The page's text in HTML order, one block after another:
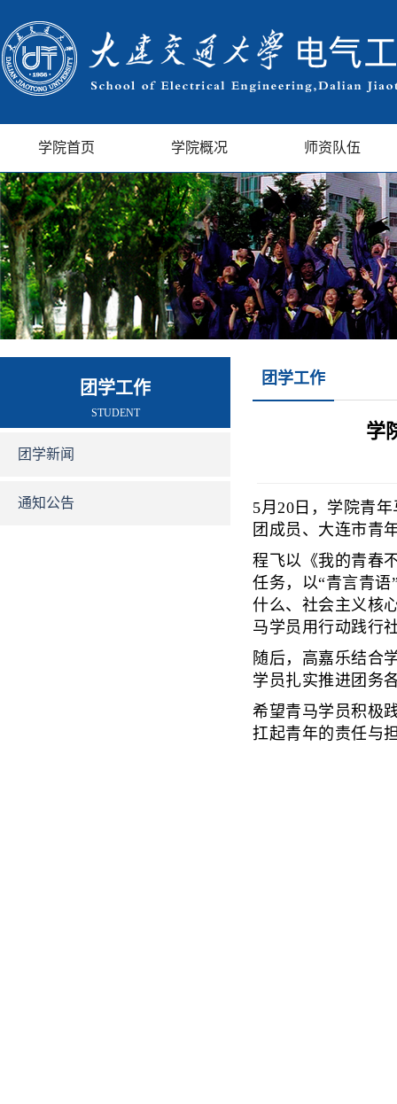
学院首页 学院概况 师资队伍
团学工作
STUDENT
团学新闻
通知公告
团学工作
学
5月20日，学院青
团成员、大连市青
程飞以《我的青春
任务，以“青言青
什么、社会主义核
马学员用行动践行
随后，高嘉乐结合
学员扎实推进团务
希望青马学员积极
扛起青年的责任与